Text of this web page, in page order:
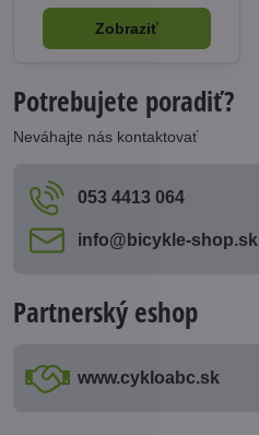
Zobraziť
Potrebujete poradiť?
Neváhajte nás kontaktovať
053 4413 064
info​@bicykle-shop​.sk
Partnerský eshop
www​.cykloabc​.sk